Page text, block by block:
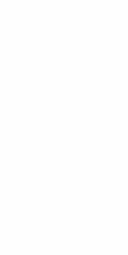
abaixo e
contato